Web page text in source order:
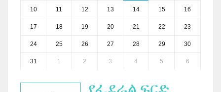
10 11 12 13 14 15 16
17 18 19 20 21 22 23
24 25 26 27 28 29 30
31 1 2 3 4 5 6
የፌደራል ፍርድ